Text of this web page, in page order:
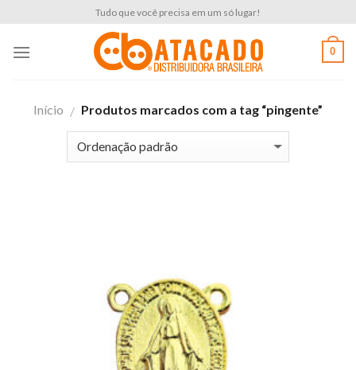
content
Tudo que você precisa em um só lugar!
0
Início / Produtos marcados com a tag “pingente”